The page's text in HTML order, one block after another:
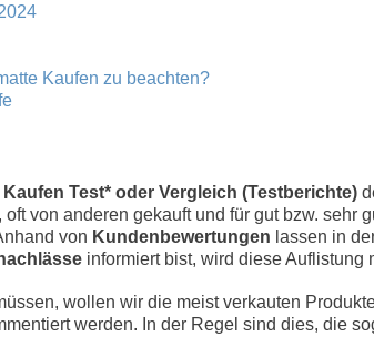
Kaufen zu beachten?
Test* oder Vergleich (Testberichte)
von anderen gekauft und für gut bzw. sehr
von Kundenbewertungen lassen in
informiert bist, wird diese Auflistung
wollen wir die meist verkauten
werden. In der Regel sind dies, die